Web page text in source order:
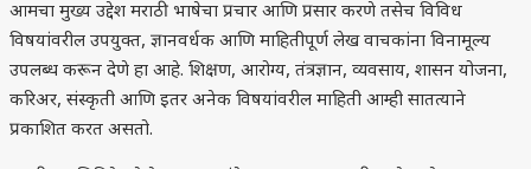
आमचा मुख्य उद्देश मराठी भाषेचा प्रचार आणि प्रसार करणे तसेच विविध
विषयांवरील उपयुक्त, ज्ञानवर्धक आणि माहितीपूर्ण लेख वाचकांना विनामूल्य
उपलब्ध करून देणे हा आहे. शिक्षण, आरोग्य, तंत्रज्ञान, व्यवसाय, शासन योजना,
करिअर, संस्कृती आणि इतर अनेक विषयांवरील माहिती आम्ही सातत्याने
प्रकाशित करत असतो.